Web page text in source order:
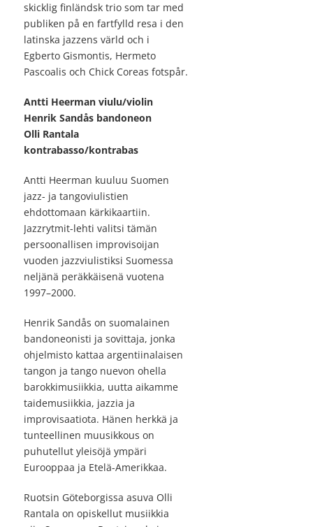
skicklig finländsk trio som tar med
publiken på en fartfylld resa i den
latinska jazzens värld och i
Egberto Gismontis, Hermeto
Pascoalis och Chick Coreas fotspår.
Antti Heerman viulu/violin
Henrik Sandås bandoneon
Olli Rantala
kontrabasso/kontrabas
Antti Heerman kuuluu Suomen
jazz- ja tangoviulistien
ehdottomaan kärkikaartiin.
Jazzrytmit-lehti valitsi tämän
persoonallisen improvisoijan
vuoden jazzviulistiksi Suomessa
neljänä peräkkäisenä vuotena
1997–2000.
Henrik Sandås on suomalainen
bandoneonisti ja sovittaja, jonka
ohjelmisto kattaa argentiinalaisen
tangon ja tango nuevon ohella
barokkimusiikkia, uutta aikamme
taidemusiikkia, jazzia ja
improvisaatiota. Hänen herkkä ja
tunteellinen muusikkous on
puhutellut yleisöjä ympäri
Eurooppaa ja Etelä-Amerikkaa.
Ruotsin Göteborgissa asuva Olli
Rantala on opiskellut musiikkia